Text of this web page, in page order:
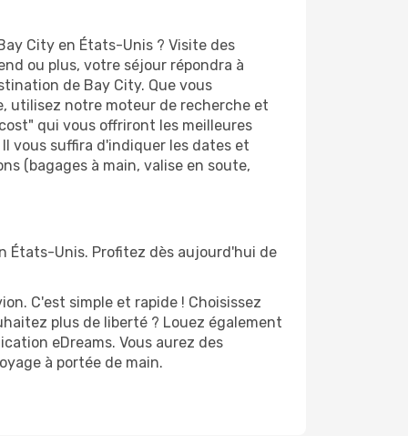
City en États-Unis ? Visite des
ou plus, votre séjour répondra à
de Bay City. Que vous
utilisez notre moteur de recherche et
qui vous offriront les meilleures
vous suffira d'indiquer les dates et
(bagages à main, valise en soute,
États-Unis. Profitez dès aujourd'hui de
C'est simple et rapide ! Choisissez
plus de liberté ? Louez également
eDreams. Vous aurez des
à portée de main.